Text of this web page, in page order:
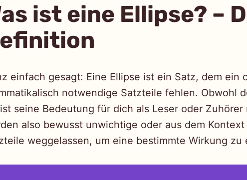
ist eine Ellipse? –
einfach gesagt: Eine Ellipse ist ein Satz, dem ein
notwendige Satzteile fehlen. Obwohl
seine Bedeutung für dich als Leser oder Zuhörer
also bewusst unwichtige oder aus dem
weggelassen, um eine bestimmte Wirkung zu